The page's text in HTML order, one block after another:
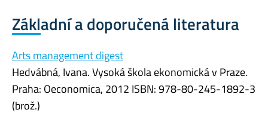
Základní a doporučená literatura
Arts management digest
Hedvábná, Ivana. Vysoká škola ekonomická v Praze.
Praha: Oeconomica, 2012 ISBN: 978-80-245-1892-3
(brož.)